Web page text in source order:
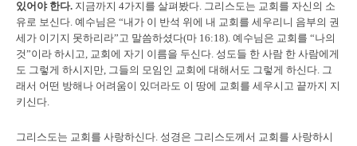
있어야 한다. 지금까지 4가지를 살펴봤다. 그리스도는 교회를 자신의 소
유로 보신다. 예수님은 “내가 이 반석 위에 내 교회를 세우리니 음부의 권
세가 이기지 못하리라”고 말씀하셨다(마 16:18). 예수님은 교회를 “나의
것”이라 하시고, 교회에 자기 이름을 두신다. 성도들 한 사람 한 사람에게
도 그렇게 하시지만, 그들의 모임인 교회에 대해서도 그렇게 하신다. 그
래서 어떤 방해나 어려움이 있더라도 이 땅에 교회를 세우시고 끝까지 지
키신다.
그리스도는 교회를 사랑하신다. 성경은 그리스도께서 교회를 사랑하시